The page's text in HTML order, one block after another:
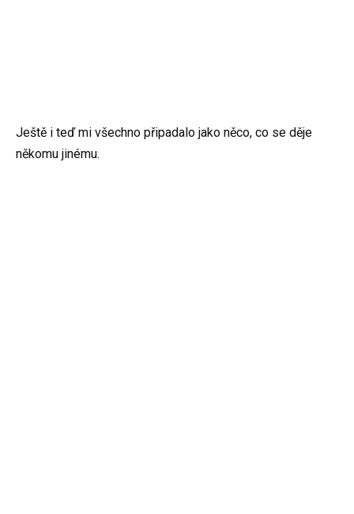
Ještě i teď mi všechno připadalo jako něco, co se děje
někomu jinému.